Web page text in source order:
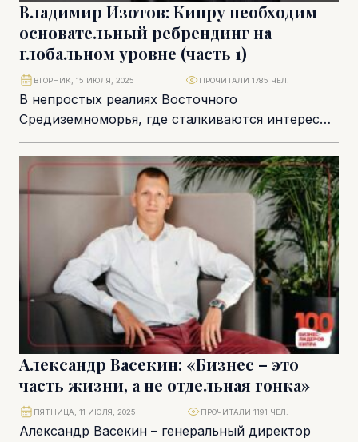
Владимир Изотов: Кипру необходим
основательный ребрендинг на
глобальном уровне (часть 1)
В непростых реалиях Восточного
Средиземноморья, где сталкиваются интересы
Турции, Израиля, арабских стран и глобальных
игроков, Кипр пытается отстоять свою
ВТОРНИК, 15 ИЮЛЯ, 2025 ПРОЧИТАЛИ 1785 ЧЕЛ.
Александр Васекин: «Бизнес – это
часть жизни, а не отдельная гонка»
Александр Васекин – генеральный директор
ПЯТНИЦА, 11 ИЮЛЯ, 2025 ПРОЧИТАЛИ 1191 ЧЕЛ.